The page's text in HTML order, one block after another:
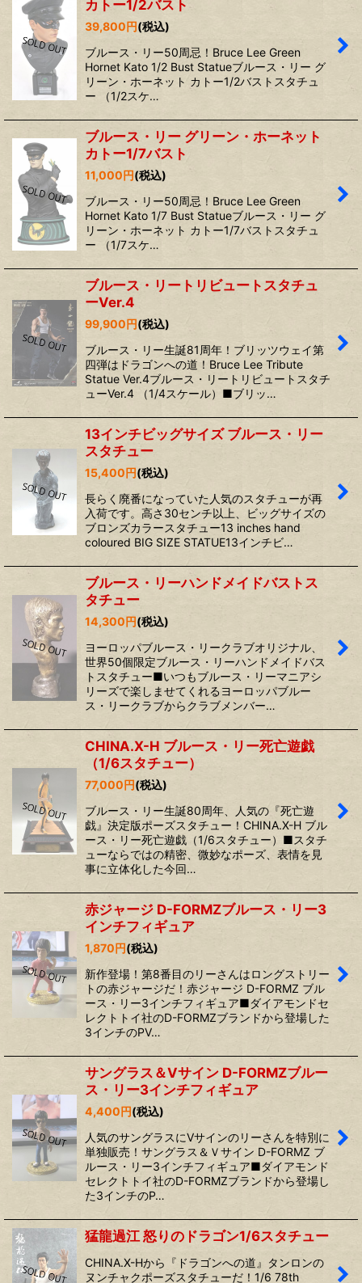
カトー1/2バスト
39,800円(税込)
ブルース・リー50周忌！Bruce Lee Green
Hornet Kato 1/2 Bust Statueブルース・リー グ
リーン・ホーネット カトー1/2バストスタチュ
ー （1/2スケ…
ブルース・リー グリーン・ホーネット
カトー1/7バスト
11,000円(税込)
ブルース・リー50周忌！Bruce Lee Green
Hornet Kato 1/7 Bust Statueブルース・リー グ
リーン・ホーネット カトー1/7バストスタチュ
ー （1/7スケ…
ブルース・リートリビュートスタチュ
ーVer.4
99,900円(税込)
ブルース・リー生誕81周年！ブリッツウェイ第
四弾はドラゴンへの道！Bruce Lee Tribute
Statue Ver.4ブルース・リートリビュートスタチ
ューVer.4 （1/4スケール）■ブリッ…
13インチビッグサイズ ブルース・リー
スタチュー
15,400円(税込)
長らく廃番になっていた人気のスタチューが再
入荷です。高さ30センチ以上、ビッグサイズの
ブロンズカラースタチュー13 inches hand
coloured BIG SIZE STATUE13インチビ…
ブルース・リーハンドメイドバストス
タチュー
14,300円(税込)
ヨーロッパブルース・リークラブオリジナル、
世界50個限定ブルース・リーハンドメイドバス
トスタチュー■いつもブルース・リーマニアシ
リーズで楽しませてくれるヨーロッパブルー
ス・リークラブからクラブメンバー…
CHINA.X-H ブルース・リー死亡遊戯
（1/6スタチュー）
77,000円(税込)
ブルース・リー生誕80周年、人気の『死亡遊
戯』決定版ポーズスタチュー！CHINA.X-H ブル
ース・リー死亡遊戯（1/6スタチュー）■スタチ
ューならではの精密、微妙なポーズ、表情を見
事に立体化した今回…
赤ジャージ D-FORMZブルース・リー3
インチフィギュア
1,870円(税込)
新作登場！第8番目のリーさんはロングストリー
トの赤ジャージだ！赤ジャージ D-FORMZ ブル
ース・リー3インチフィギュア■ダイアモンドセ
レクトトイ社のD-FORMZブランドから登場した
3インチのPV…
サングラス＆Vサイン D-FORMZブルー
ス・リー3インチフィギュア
4,400円(税込)
人気のサングラスにVサインのリーさんを特別に
単独販売！サングラス＆Ｖサイン D-FORMZ ブ
ルース・リー3インチフィギュア■ダイアモンド
セレクトトイ社のD-FORMZブランドから登場し
た3インチのP…
猛龍過江 怒りのドラゴン1/6スタチュー
CHINA.X-Hから『ドラゴンへの道』タンロンの
ヌンチャクポーズスタチューだ！1/6 78th